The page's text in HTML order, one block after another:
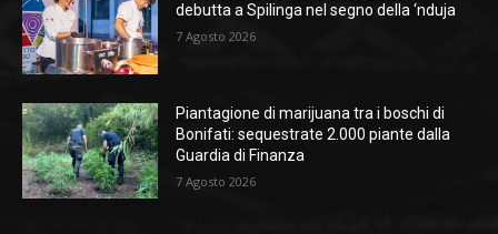
debutta a Spilinga nel segno della ‘nduja
7 Agosto 2026
Piantagione di marijuana tra i boschi di
Bonifati: sequestrate 2.000 piante dalla
Guardia di Finanza
7 Agosto 2026